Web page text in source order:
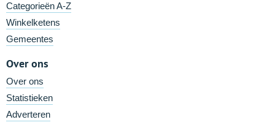
Categorieën A-Z
Winkelketens
Gemeentes
Over ons
Over ons
Statistieken
Adverteren